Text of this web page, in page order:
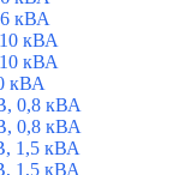
кВА
кВА
кВА
кВА
0,8 кВА
0,8 кВА
1,5 кВА
1,5 кВА